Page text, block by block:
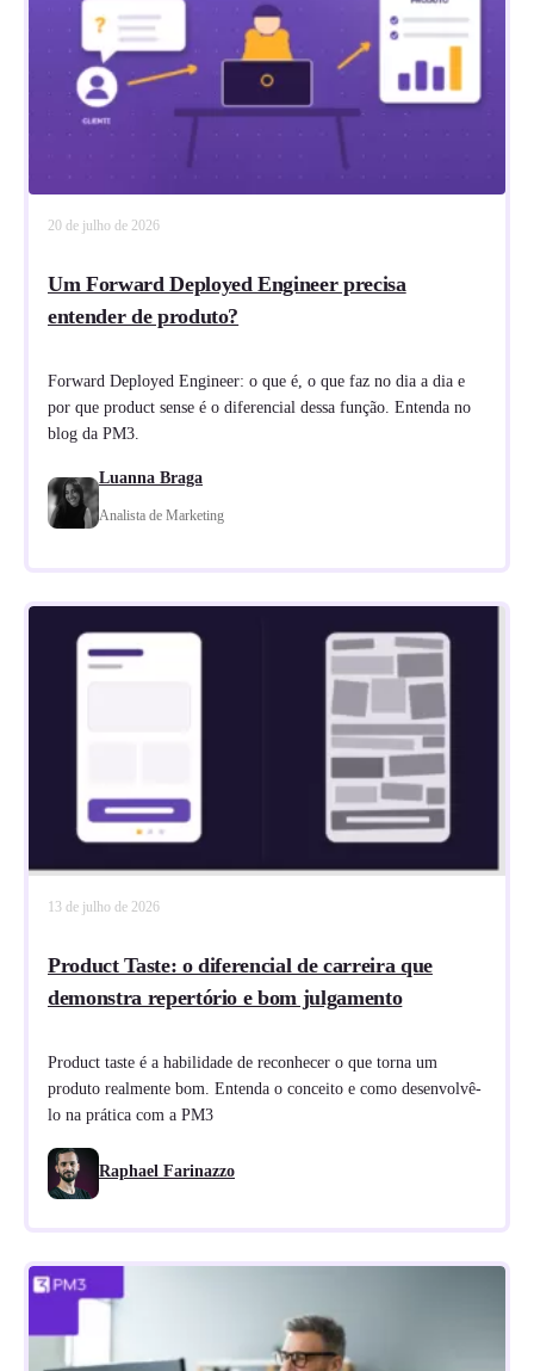
20 de julho de 2026
Um Forward Deployed Engineer precisa
entender de produto?
Forward Deployed Engineer: o que é, o que faz no dia a dia e
por que product sense é o diferencial dessa função. Entenda no
blog da PM3.
Luanna Braga
Analista de Marketing
13 de julho de 2026
Product Taste: o diferencial de carreira que
demonstra repertório e bom julgamento
Product taste é a habilidade de reconhecer o que torna um
produto realmente bom. Entenda o conceito e como desenvolvê-
lo na prática com a PM3
Raphael Farinazzo